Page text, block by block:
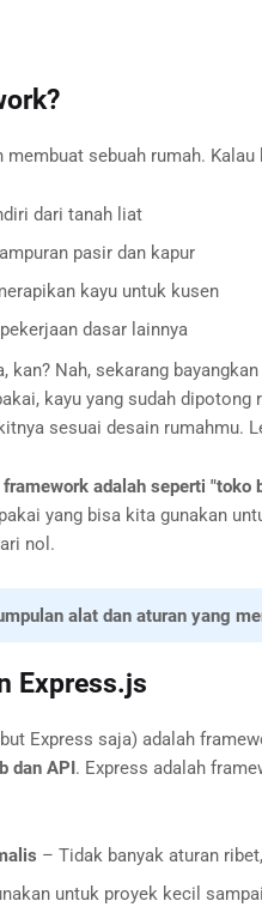
membuat sebuah rumah.
dari tanah liat
pasir dan kapur
kayu untuk kusen
dasar lainnya
kan? Nah, sekarang
kayu yang sudah dipotong
sesuai desain rumahmu.
framework adalah seperti "toko
yang bisa kita gunakan
nol.
alat dan aturan yang
Express.js
Express saja) adalah
dan API. Express adalah
– Tidak banyak aturan
untuk proyek kecil